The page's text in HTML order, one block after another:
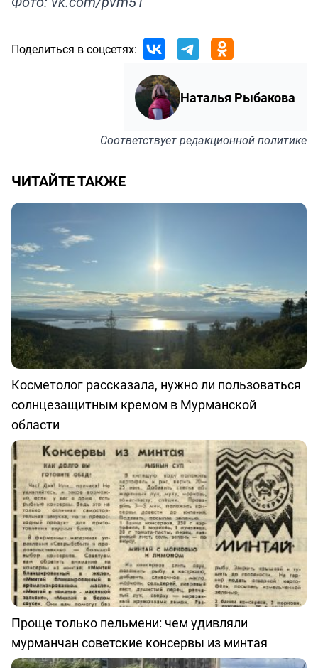
Поделиться в соцсетях:
Наталья Рыбакова
Соответствуетредакционной политике
ЧИТАЙТЕ ТАКЖЕ
Косметолог рассказала, нужно ли пользоваться
солнцезащитным кремом в Мурманской
области
Проще только пельмени: чем удивляли
мурманчан советские консервы из минтая